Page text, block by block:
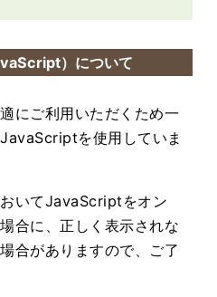
）について
にご利用いただくため一
を使用していま
いてJavaScriptをオン
合に、正しく表示されな
合がありますので、ご了